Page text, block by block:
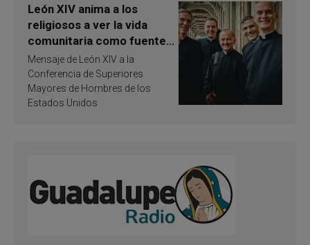
León XIV anima a los
religiosos a ver la vida
comunitaria como fuente
de inspiración y
santificación
Mensaje de León XIV a la
Conferencia de Superiores
Mayores de Hombres de los
Estados Unidos